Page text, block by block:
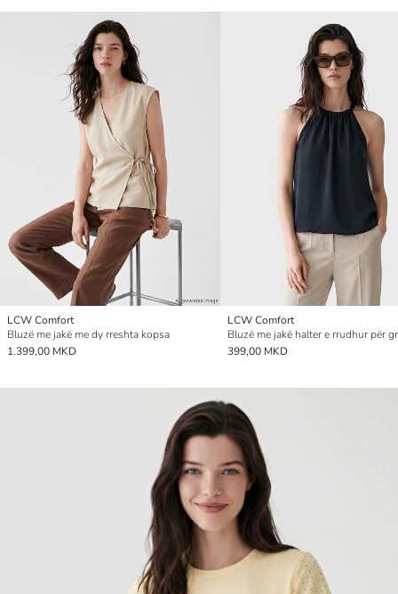
LCW Comfort
Bluzë me jakë me dy rreshta kopsa
1.399,00 MKD
LCW Comfort
Bluzë me jakë halter e rrudhur për
399,00 MKD